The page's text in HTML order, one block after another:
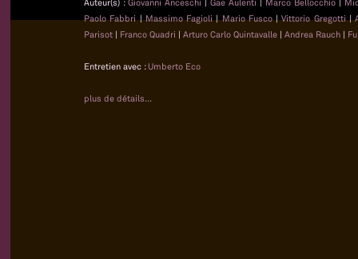
Paolo Fabbri|Massimo Fagioli|Mario Fusco|Vittorio Gregotti|
Parisot | Franco Quadri | Arturo Carlo Quintavalle | Andrea Rauch |
Entretien avec : Umberto Eco
plus de détails...